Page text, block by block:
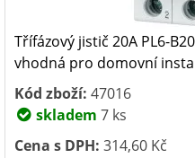
Třífázový jistič 20A PL6-
vhodná pro domovní
Kód zboží: 47016
skladem 7 ks
Cena s DPH: 314,60 Kč